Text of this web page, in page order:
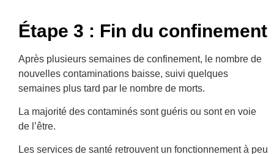
Étape 3 : Fin du confinement
Après plusieurs semaines de confinement, le nombre de
nouvelles contaminations baisse, suivi quelques
semaines plus tard par le nombre de morts.
La majorité des contaminés sont guéris ou sont en voie
de l’être.
Les services de santé retrouvent un fonctionnement à peu